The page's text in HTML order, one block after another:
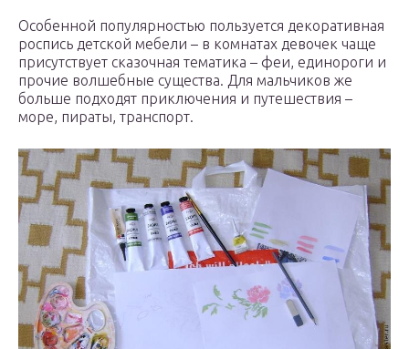
Особенной популярностью пользуется декоративная
роспись детской мебели – в комнатах девочек чаще
присутствует сказочная тематика – феи, единороги и
прочие волшебные существа. Для мальчиков же
больше подходят приключения и путешествия –
море, пираты, транспорт.